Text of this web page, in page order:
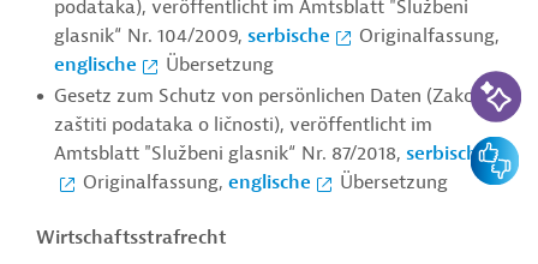
podataka), veröffentlicht im Amtsblatt "Službeni
glasnik“ Nr. 104/2009, serbische
Originalfassung,
englische
Übersetzung
Gesetz zum Schutz von persönlichen Daten (Zakon o
zaštiti podataka o ličnosti), veröffentlicht im
Amtsblatt "Službeni glasnik“ Nr. 87/2018, serbische
Originalfassung, englische Übersetzung
Wirtschaftsstrafrecht
KI-